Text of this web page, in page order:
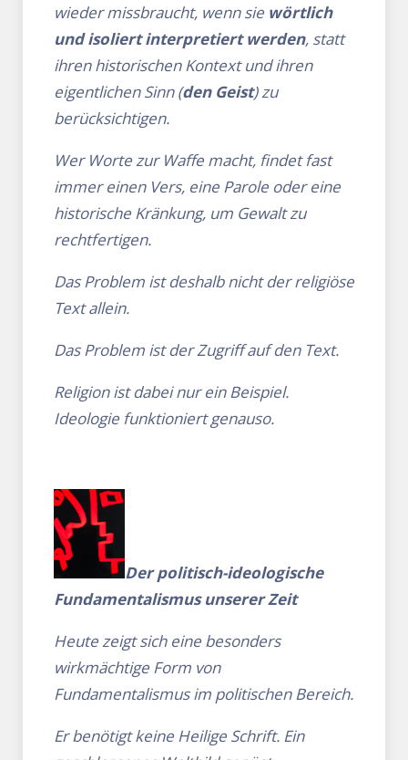
wieder missbraucht, wenn sie wörtlich
und isoliert interpretiert werden, statt
ihren historischen Kontext und ihren
eigentlichen Sinn (den Geist) zu
berücksichtigen.
Wer Worte zur Waffe macht, findet fast
immer einen Vers, eine Parole oder eine
historische Kränkung, um Gewalt zu
rechtfertigen.
Das Problem ist deshalb nicht der religiöse
Text allein.
Das Problem ist der Zugriff auf den Text.
Religion ist dabei nur ein Beispiel.
Ideologie funktioniert genauso.
Der politisch-ideologische
Fundamentalismus unserer Zeit
Heute zeigt sich eine besonders
wirkmächtige Form von
Fundamentalismus im politischen Bereich.
Er benötigt keine Heilige Schrift. Ein